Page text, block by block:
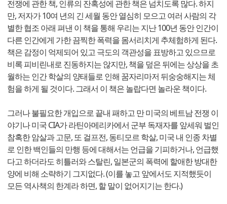
전쟁에 관한 책, 인류의 잔혹성에 관한 책은 넘치도록 많다. 하지
만, 저자가 10여 년의 긴 세월 동안 열심히 모으고 여러 사람의 각
별한 협조 아래 펴낸 이 책을 통해 우리는 지난 100년 동안 인간이
다른 인간에게 가한 끔찍한 폭력을 몸서리치게 추체험하게 된다.
책은 감정이 억제되어 있고 극도의 객관성을 표방하고 있으므로
비록 피비린내로 진동하지는 않지만, 책을 덮은 뒤에는 상상을 초
월하는 인간 학살의 양태들로 인해 꿈자리마저 뒤숭숭해지는 체
험을 하게 될 것이다. 그래서 이 책은 놀랍다면 놀라운 책이다.
그러나 불필요한 개입으로 끝내 패하고 만 미국의 베트남 전쟁 이
야기나 미국 CIA가 라틴아메리카에서 군부 독재자를 앞세워 벌인
참혹한 암살과 고문, 또 걸프전, 동티모르 학살, 미국 내 인종 차별
로 인한 백인들의 만행 등에 대해서는 언급을 기피하거나, 언급했
다고 하더라도 히틀러와 스탈린, 일본군의 폭력에 할애한 방대한
양에 비해 소략하기 그지없다. (이를 놓고 앞에서도 지적했듯이
모든 역사책의 한계라 하면, 할 말이 없어지기는 한다.)